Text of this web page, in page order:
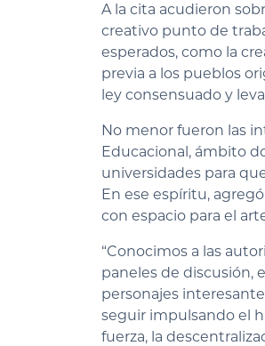
A la cita acudieron
creativo punto de
esperados, como la
previa a los pueblos
ley consensuado y
No menor fueron las
Educacional, ámbito
universidades para
En ese espíritu,
con espacio para el
“Conocimos a las
paneles de discusión,
personajes
seguir impulsando el
fuerza, la